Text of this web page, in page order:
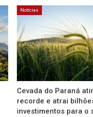
Notícias
Cevada do Paraná
recorde e atrai
investimentos para o